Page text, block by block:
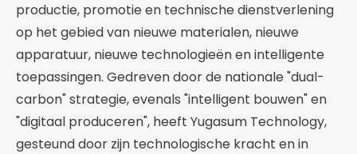
productie, promotie en technische dienstverlening
op het gebied van nieuwe materialen, nieuwe
apparatuur, nieuwe technologieën en intelligente
toepassingen. Gedreven door de nationale "dual-
carbon" strategie, evenals "intelligent bouwen" en
"digitaal produceren", heeft Yugasum Technology,
gesteund door zijn technologische kracht en in